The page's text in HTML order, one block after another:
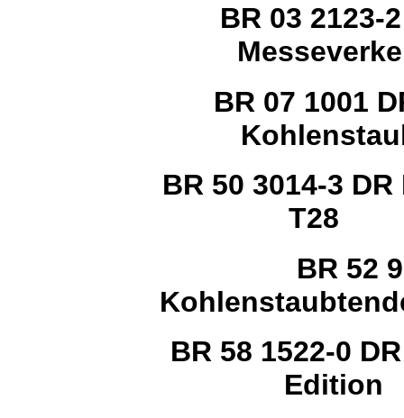
BR 03 2123-
BR 07 1001
BR 50 3014-3
T28
BR 52
BR 58 1522-0
Edition